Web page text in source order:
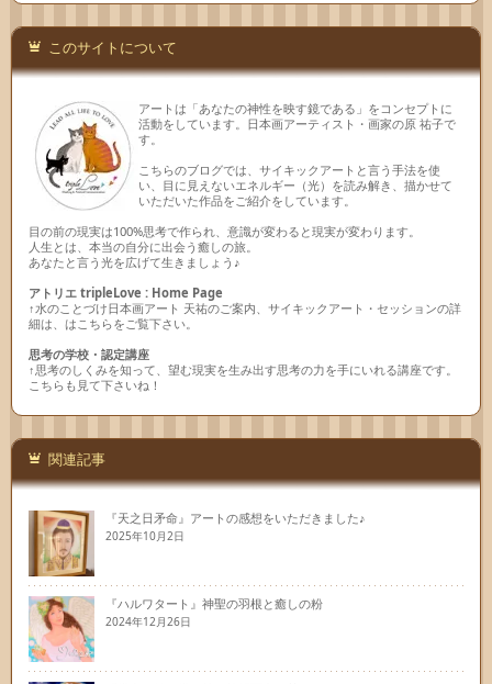
このサイトについて
アートは「あなたの神性を映す鏡である」をコンセプトに
活動をしています。日本画アーティスト・画家の原 祐子で
す。
こちらのブログでは、サイキックアートと言う手法を使
い、目に見えないエネルギー（光）を読み解き、描かせて
いただいた作品をご紹介をしています。
目の前の現実は100%思考で作られ、意識が変わると現実が変わります。
人生とは、本当の自分に出会う癒しの旅。
あなたと言う光を広げて生きましょう♪
アトリエ tripleLove : Home Page
↑水のことづけ日本画アート 天祐のご案内、サイキックアート・セッションの詳
細は、はこちらをご覧下さい。
思考の学校・認定講座
↑思考のしくみを知って、望む現実を生み出す思考の力を手にいれる講座です。
こちらも見て下さいね！
関連記事
『天之日矛命』アートの感想をいただきました♪
2025年10月2日
『ハルワタート』神聖の羽根と癒しの粉
2024年12月26日